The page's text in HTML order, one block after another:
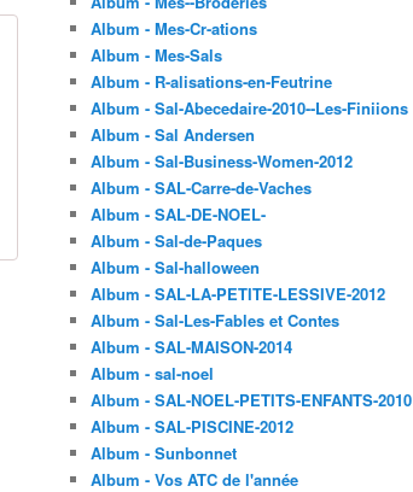
Album - Mes-Cr-ations
Album - Mes-Sals
Album - R-alisations-en-Feutrine
Album - Sal-Abecedaire-2010--Les-Finiions
Album - Sal Andersen
Album - Sal-Business-Women-2012
Album - SAL-Carre-de-Vaches
Album - SAL-DE-NOEL-
Album - Sal-de-Paques
Album - Sal-halloween
Album - SAL-LA-PETITE-LESSIVE-2012
Album - Sal-Les-Fables et Contes
Album - SAL-MAISON-2014
Album - sal-noel
Album - SAL-NOEL-PETITS-ENFANTS-2010
Album - SAL-PISCINE-2012
Album - Sunbonnet
Album - Vos ATC de l'année